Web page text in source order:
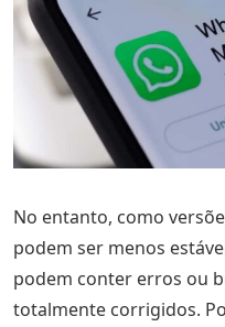
No entanto, como
podem ser menos
podem conter erros ou
totalmente corrigidos.